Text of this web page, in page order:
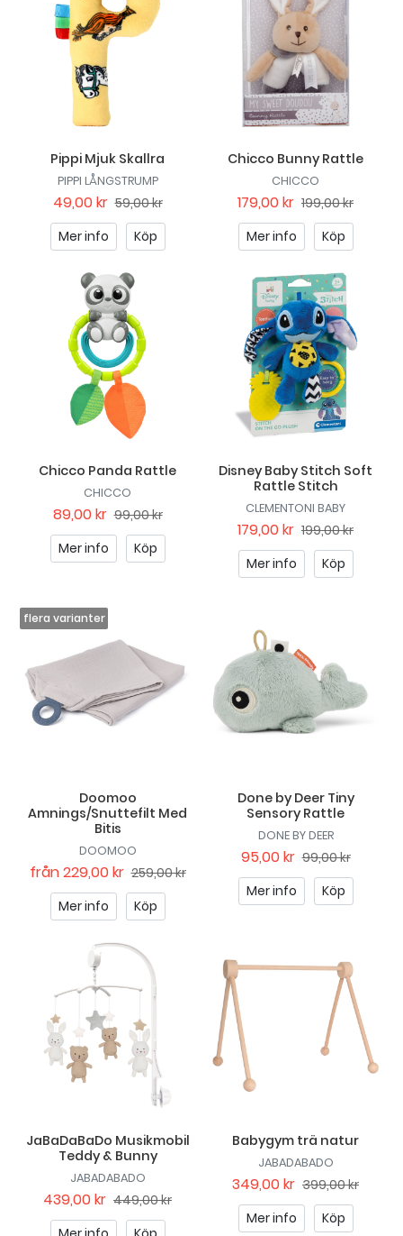
Pippi Mjuk Skallra
PIPPI LÅNGSTRUMP
49,00 kr 59,00 kr
Mer info
Köp
Chicco Bunny Rattle
CHICCO
179,00 kr 199,00 kr
Mer info
Köp
Chicco Panda Rattle
CHICCO
89,00 kr 99,00 kr
Mer info
Köp
Disney Baby Stitch Soft
Rattle Stitch
CLEMENTONI BABY
179,00 kr 199,00 kr
Mer info
Köp
Doomoo
Amnings/Snuttefilt Med
Bitis
DOOMOO
från229,00 kr 259,00 kr
Mer info
Köp
Done by Deer Tiny
Sensory Rattle
DONE BY DEER
95,00 kr 99,00 kr
Mer info
Köp
JaBaDaBaDo Musikmobil
Teddy & Bunny
JABADABADO
439,00 kr 449,00 kr
Babygym trä natur
JABADABADO
349,00 kr 399,00 kr
Mer info
Köp